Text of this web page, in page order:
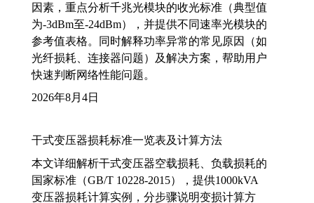
因素，重点分析千兆光模块的收光标准（典型值
为-3dBm至-24dBm），并提供不同速率光模块的
参考值表格。同时解释功率异常的常见原因（如
光纤损耗、连接器问题）及解决方案，帮助用户
快速判断网络性能问题。
2026年8月4日
干式变压器损耗标准一览表及计算方法
本文详细解析干式变压器空载损耗、负载损耗的
国家标准（GB/T 10228-2015），提供1000kVA
变压器损耗计算实例，分步骤说明变损计算方